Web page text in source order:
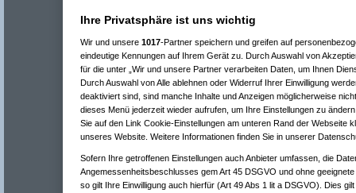
Ihre Privatsphäre ist uns wichtig
Wir und unsere 1017-Partner speichern und greifen auf
eindeutige Kennungen auf Ihrem Gerät zu. Durch Auswahl von
für die unter „Wir und unsere Partner verarbeiten Daten, um Ihnen
Durch Auswahl von Alle ablehnen oder Widerruf Ihrer Einwilligung
deaktiviert sind, sind manche Inhalte und Anzeigen möglicherweise
dieses Menü jederzeit wieder aufrufen, um Ihre Einstellungen zu
Sie auf den Link Cookie-Einstellungen am unteren Rand der Webseite
unseres Website. Weitere Informationen finden Sie in unserer
Sofern Ihre getroffenen Einstellungen auch Anbieter umfassen, die
Angemessenheitsbeschlusses gem Art 45 DSGVO und ohne
so gilt Ihre Einwilligung auch hierfür (Art 49 Abs 1 lit a DSGVO). Dies